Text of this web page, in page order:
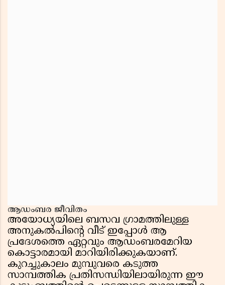
ആഡംബര ജീവിതം
അയോധ്യയിലെ ബസവ ഗ്രാമത്തിലുള്ള
അനുകൽപിന്റെ വീട് ഇപ്പോൾ ആ
പ്രദേശത്തെ ഏറ്റവും ആഡംബരമേറിയ
കൊട്ടാരമായി മാറിയിരിക്കുകയാണ്.
കുറച്ചുകാലം മുമ്പുവരെ കടുത്ത
സാമ്പത്തിക പ്രതിസന്ധിയിലായിരുന്ന ഈ